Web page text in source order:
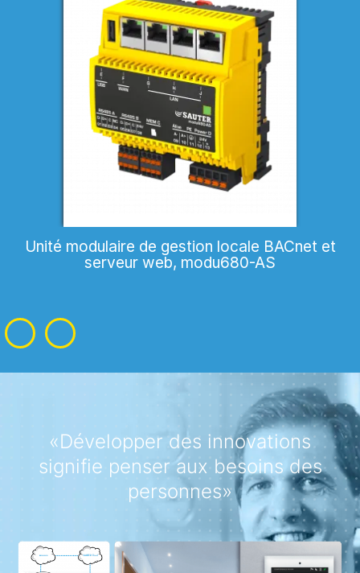
Unité modulaire de gestion locale BACnet et
serveur web, modu680-AS
«Développer des innovations
signifie penser aux besoins des
personnes»